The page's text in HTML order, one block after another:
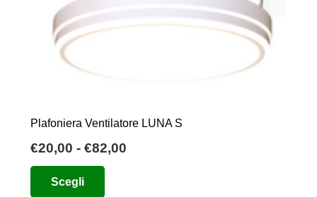
Plafoniera Ventilatore LUNA S
€20,00 - €82,00
Scegli